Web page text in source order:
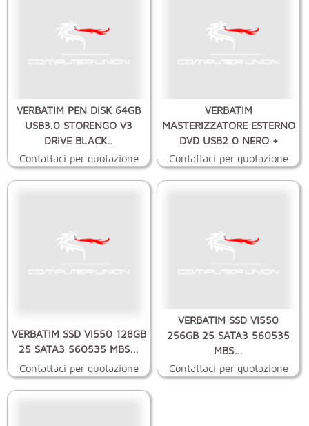
VERBATIM PEN DISK 64GB
USB3.0 STORENGO V3
DRIVE BLACK..
Contattaci per quotazione
VERBATIM
MASTERIZZATORE ESTERNO
DVD USB2.0 NERO +
SOFTW
Contattaci per quotazione
VERBATIM SSD VI550 128GB
25 SATA3 560535 MBS...
Contattaci per quotazione
VERBATIM SSD VI550
256GB 25 SATA3 560535
MBS...
Contattaci per quotazione